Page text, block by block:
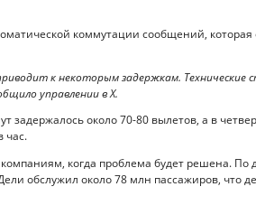
коммутации сообщений, которая
к некоторым задержкам. Технические
управлении в X.
задержалось около 70-80 вылетов, а в
час.
когда проблема будет решена. По
обслужил около 78 млн пассажиров, что